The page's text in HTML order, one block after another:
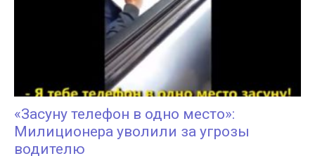
«Засуну телефон в одно место»:
Милиционера уволили за угрозы
водителю